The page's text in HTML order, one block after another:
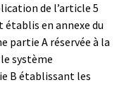
de l’article 5
établis en annexe du
partie A réservée à la
système
B établissant les